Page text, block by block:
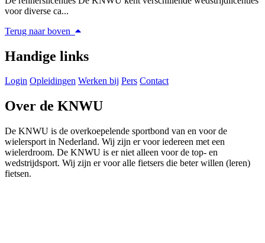
voor diverse ca...
Terug naar boven
Handige links
Login Opleidingen Werken bij Pers Contact
Over de KNWU
De KNWU is de overkoepelende sportbond van en voor de
wielersport in Nederland. Wij zijn er voor iedereen met een
wielerdroom. De KNWU is er niet alleen voor de top- en
wedstrijdsport. Wij zijn er voor alle fietsers die beter willen (leren)
fietsen.